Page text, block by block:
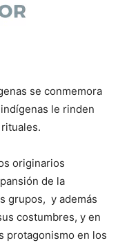
se conmemora
le rinden
originarios
de la
grupos, y además
costumbres, y en
protagonismo en los